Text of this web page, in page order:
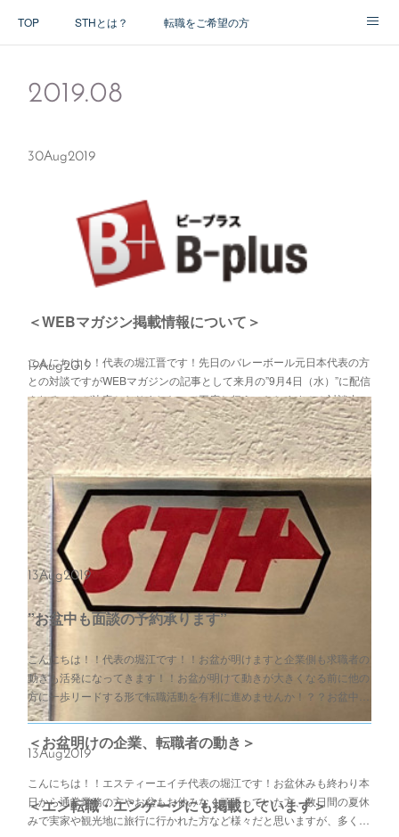
TOP STHとは？ 転職をご希望の方
2019.08
30Aug2019
＜WEBマガジン掲載情報について＞
こんにちは！！代表の堀江晋です！先日のバレーボール元日本代表の方
との対談ですがWEBマガジンの記事として来月の”9月4日（水）”に配信
されることが決定となりましたので再度お伝えいたします！！対談内…
19Aug2019
＜お盆明けの企業、転職者の動き＞
こんにちは！！エスティーエイチ代表の堀江です！お盆休みも終わり本
日から通常業務の方やお盆もお休みなく頑張っていた方、数日間の夏休
みで実家や観光地に旅行に行かれた方など様々だと思いますが、多く…
13Aug2019
”お盆中も面談の予約承ります”
こんにちは！！代表の堀江です！！お盆が明けますと企業側も求職者の
動きも活発になってきます！！お盆が明けて動きが大きくなる前に他の
方に一歩リードする形で転職活動を有利に進めませんか！？？お盆中…
13Aug2019
＜エン転職・エンゲージにも掲載しています＞